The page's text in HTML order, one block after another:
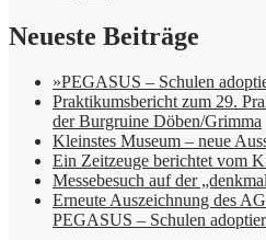
Neueste Beiträge
»PEGASUS – Schulen
Praktikumsbericht zum 29.
der Burgruine Döben/Grimma
Kleinstes Museum – neue
Ein Zeitzeuge berichtet vom
Messebesuch auf der
Erneute Auszeichnung des
PEGASUS – Schulen